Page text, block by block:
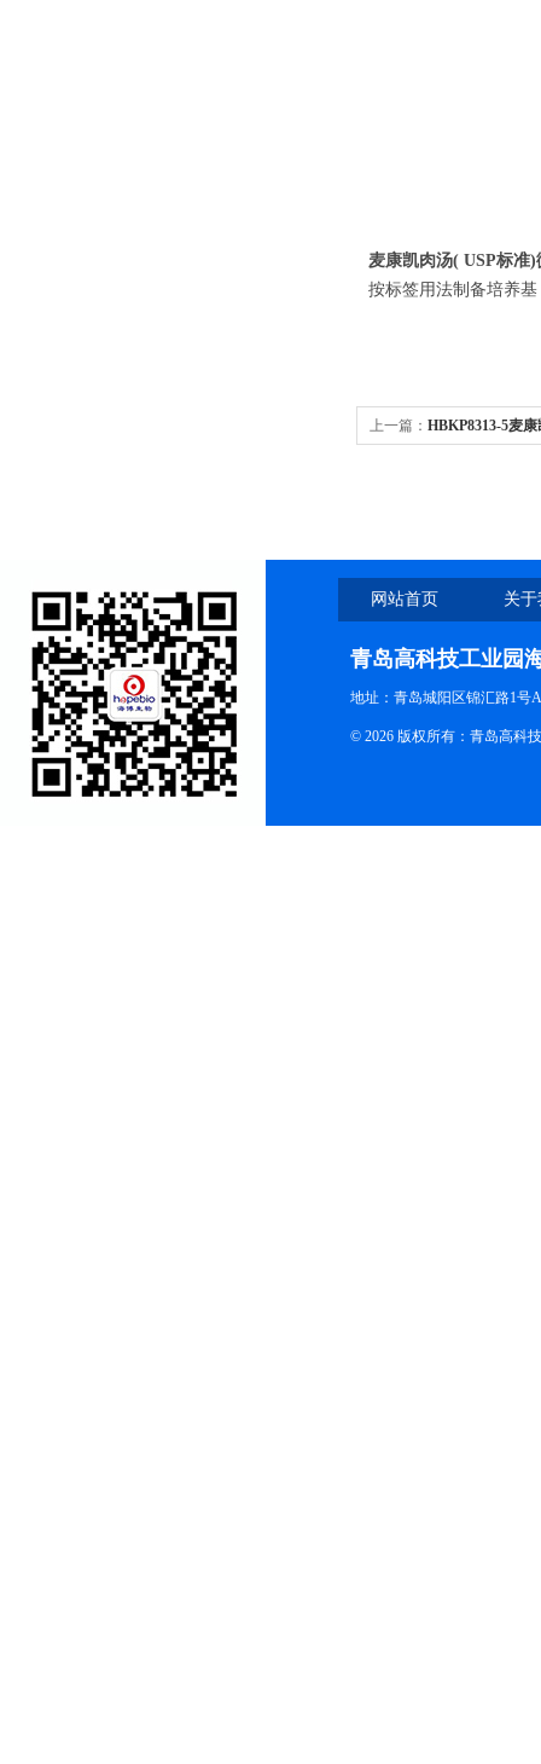
麦康凯肉汤( USP标准)
按标签用法制备培养
上一篇： HBKP8313-5麦
网站首页 关
青岛高科技工业园
地址：青岛城阳区锦汇路1号
© 2026 版权所有：青岛高科